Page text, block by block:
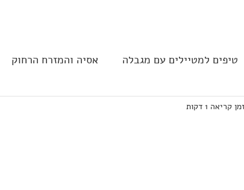
טיפים למטיילים עם מגבלה אסיה והמזרח הרחוק
אמריקה
קריאה 1 דקות